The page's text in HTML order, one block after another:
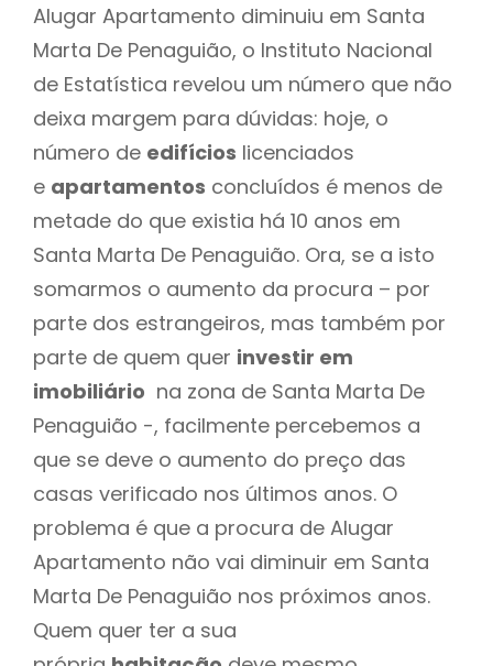
Alugar Apartamento diminuiu em Santa
Marta De Penaguião, o Instituto Nacional
de Estatística revelou um número que não
deixa margem para dúvidas: hoje, o
número de edifícios licenciados
e apartamentos concluídos é menos de
metade do que existia há 10 anos em
Santa Marta De Penaguião. Ora, se a isto
somarmos o aumento da procura – por
parte dos estrangeiros, mas também por
parte de quem quer investir em
imobiliário na zona de Santa Marta De
Penaguião -, facilmente percebemos a
que se deve o aumento do preço das
casas verificado nos últimos anos. O
problema é que a procura de Alugar
Apartamento não vai diminuir em Santa
Marta De Penaguião nos próximos anos.
Quem quer ter a sua